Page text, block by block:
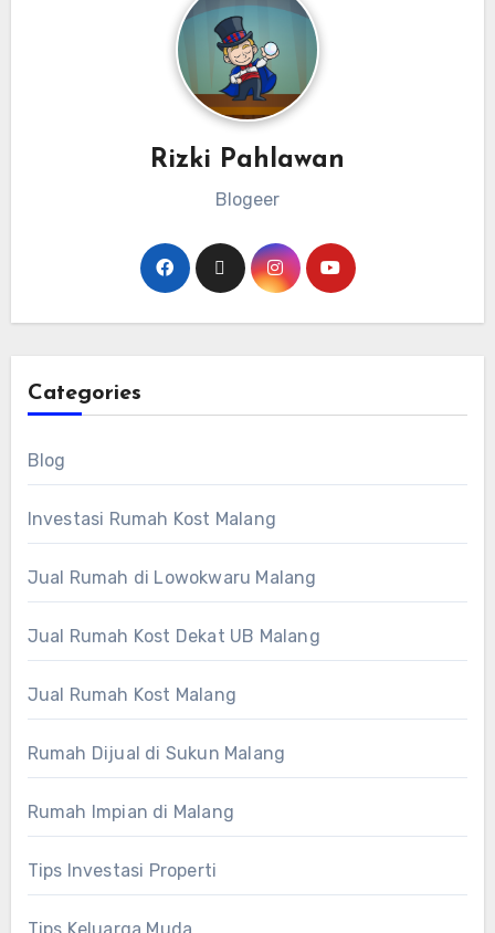
Rizki Pahlawan
Blogeer
Categories
Blog
Investasi Rumah Kost Malang
Jual Rumah di Lowokwaru Malang
Jual Rumah Kost Dekat UB Malang
Jual Rumah Kost Malang
Rumah Dijual di Sukun Malang
Rumah Impian di Malang
Tips Investasi Properti